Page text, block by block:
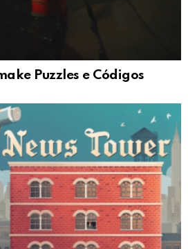
Puzzles e Códigos